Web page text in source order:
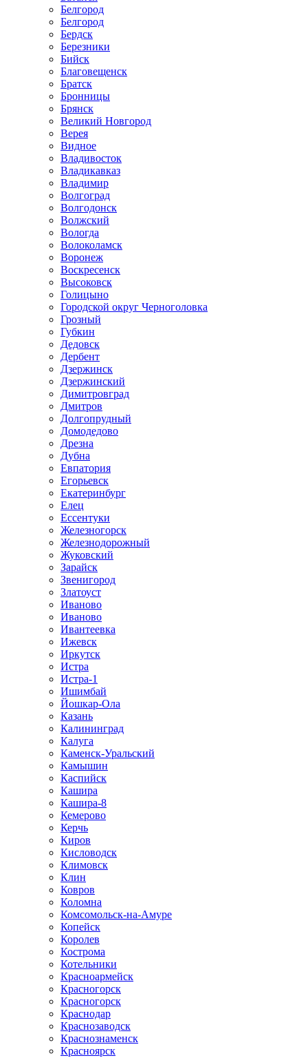
Белгород
Белгород
Бердск
Березники
Бийск
Благовещенск
Братск
Бронницы
Брянск
Великий Новгород
Верея
Видное
Владивосток
Владикавказ
Владимир
Волгоград
Волгодонск
Волжский
Вологда
Волоколамск
Воронеж
Воскресенск
Высоковск
Голицыно
Городской округ Черноголовка
Грозный
Губкин
Дедовск
Дербент
Дзержинск
Дзержинский
Димитровград
Дмитров
Долгопрудный
Домодедово
Дрезна
Дубна
Евпатория
Егорьевск
Екатеринбург
Елец
Ессентуки
Железногорск
Железнодорожный
Жуковский
Зарайск
Звенигород
Златоуст
Иваново
Иваново
Ивантеевка
Ижевск
Иркутск
Истра
Истра-1
Ишимбай
Йошкар-Ола
Казань
Калининград
Калуга
Каменск-Уральский
Камышин
Каспийск
Кашира
Кашира-8
Кемерово
Керчь
Киров
Кисловодск
Климовск
Клин
Ковров
Коломна
Комсомольск-на-Амуре
Копейск
Королев
Кострома
Котельники
Красноармейск
Красногорск
Красногорск
Краснодар
Краснозаводск
Краснознаменск
Красноярск